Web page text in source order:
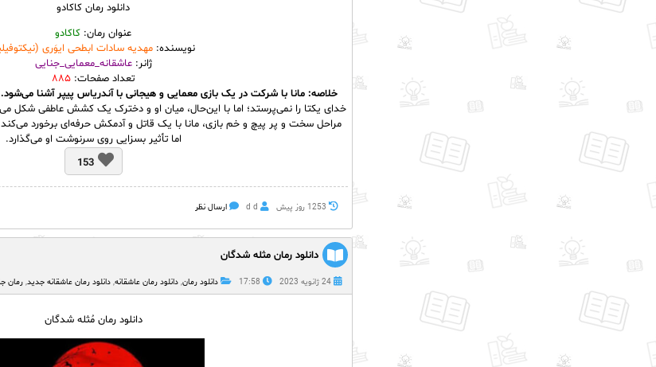
دانلود رمان کاکادو
عنوان رمان: کاکادو
نویسنده: مهدیه سادات ابطحی ایوَری
ژانر:عاشقانه_معمایی_جنایی
تعداد صفحات: ۸۸۵
خلاصه: مانا با شرکت در یک بازی معمایی و هیجانی با آندریاس پیپر آشنا می‌شود.
خدای یکتا را نمی‌پرستد؛ اما با این‌حال، میان او و دخترک یک کشش عاطفی شکل
مراحل سخت و پر پیچ و خم بازی، مانا با یک قاتل و آدمکش حرفه‌ای برخورد می‌کند
اما تأثیر بسزایی روی سرنوشت او می‌گذارد.
153
1253 روز پيش d d ارسال نظر
دانلود رمان مثله شدگان
24 ژانویه 2023 17:58 دانلود رمان, دانلود رمان عاشقانه, دانلود رمان عاشقانه جدید, رمان
دانلود رمان مُثله شدگان